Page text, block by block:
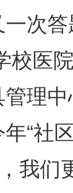
次
校医
理
“社
我们